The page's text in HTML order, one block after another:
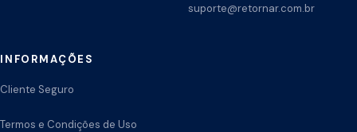
suporte@retornar.com.br
INFORMAÇÕES
Cliente Seguro
Termos e Condições de Uso